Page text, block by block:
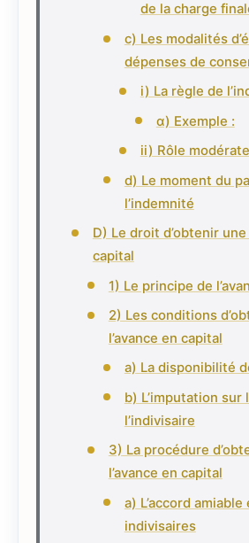
de la charge
c) Les modalités
dépenses de
i) La règle de
α) Exemple :
ii) Rôle
d) Le moment du
l’indemnité
D) Le droit d’obtenir
capital
1) Le principe de
2) Les conditions
l’avance en capital
a) La disponibilité
b) L’imputation sur
l’indivisaire
3) La procédure
l’avance en capital
a) L’accord
indivisaires